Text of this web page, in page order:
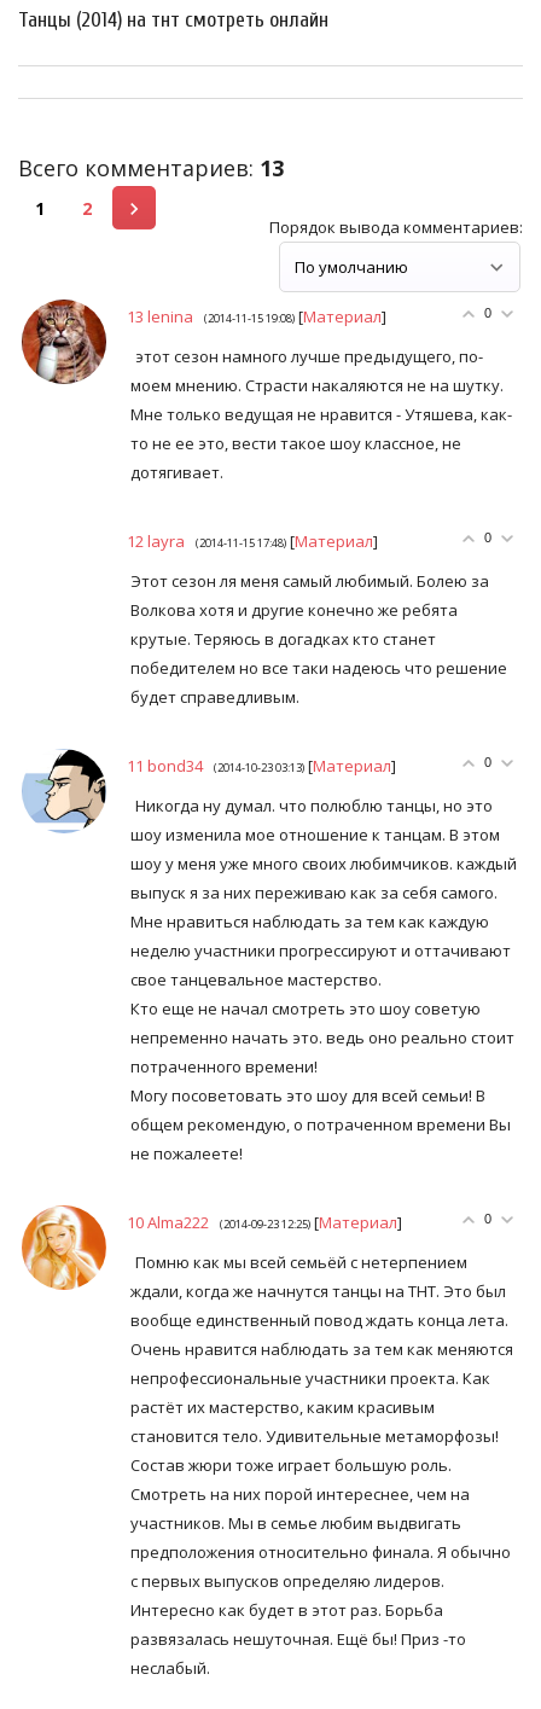
Танцы (2014) на тнт смотреть онлайн
Всего комментариев: 13
1 2
Порядок вывода комментариев:
0
13 lenina (2014-11-15 19:08) [Материал]
этот сезон намного лучше предыдущего, по-
моем мнению. Страсти накаляются не на шутку.
Мне только ведущая не нравится - Утяшева, как-
то не ее это, вести такое шоу классное, не
дотягивает.
0
12 layra (2014-11-15 17:48) [Материал]
Этот сезон ля меня самый любимый. Болею за
Волкова хотя и другие конечно же ребята
крутые. Теряюсь в догадках кто станет
победителем но все таки надеюсь что решение
будет справедливым.
0
11 bond34 (2014-10-23 03:13) [Материал]
Никогда ну думал. что полюблю танцы, но это
шоу изменила мое отношение к танцам. В этом
шоу у меня уже много своих любимчиков. каждый
выпуск я за них переживаю как за себя самого.
Мне нравиться наблюдать за тем как каждую
неделю участники прогрессируют и оттачивают
свое танцевальное мастерство.
Кто еще не начал смотреть это шоу советую
непременно начать это. ведь оно реально стоит
потраченного времени!
Могу посоветовать это шоу для всей семьи! В
общем рекомендую, о потраченном времени Вы
не пожалеете!
0
10Alma222 (2014-09-23 12:25) [Материал]
Помню как мы всей семьёй с нетерпением
ждали, когда же начнутся танцы на ТНТ. Это был
вообще единственный повод ждать конца лета.
Очень нравится наблюдать за тем как меняются
непрофессиональные участники проекта. Как
растёт их мастерство, каким красивым
становится тело. Удивительные метаморфозы!
Состав жюри тоже играет большую роль.
Смотреть на них порой интереснее, чем на
участников. Мы в семье любим выдвигать
предположения относительно финала. Я обычно
с первых выпусков определяю лидеров.
Интересно как будет в этот раз. Борьба
развязалась нешуточная. Ещё бы! Приз -то
неслабый.